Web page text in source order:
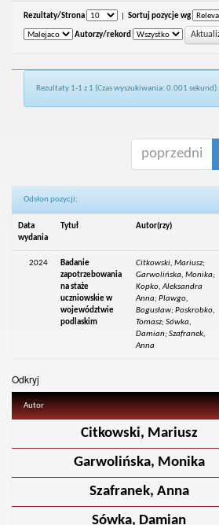
Rezultaty/Strona Sortuj pozycje wg
Autorzy/rekord
Rezultaty 1-1 z 1 (Czas wyszukiwania: 0.001 sekund).
poprzedni
Odsłon pozycji:
Data
wydania
Tytuł Autor(rzy)
2024
Badanie
zapotrzebowania
na staże
uczniowskie w
województwie
podlaskim
Citkowski, Mariusz;
Garwolińska, Monika;
Kopko, Aleksandra
Anna; Plawgo,
Bogusław; Poskrobko,
Tomasz; Sówka,
Damian; Szafranek,
Anna
Odkryj
Autor
Citkowski, Mariusz
Garwolińska, Monika
Szafranek, Anna
Sówka, Damian